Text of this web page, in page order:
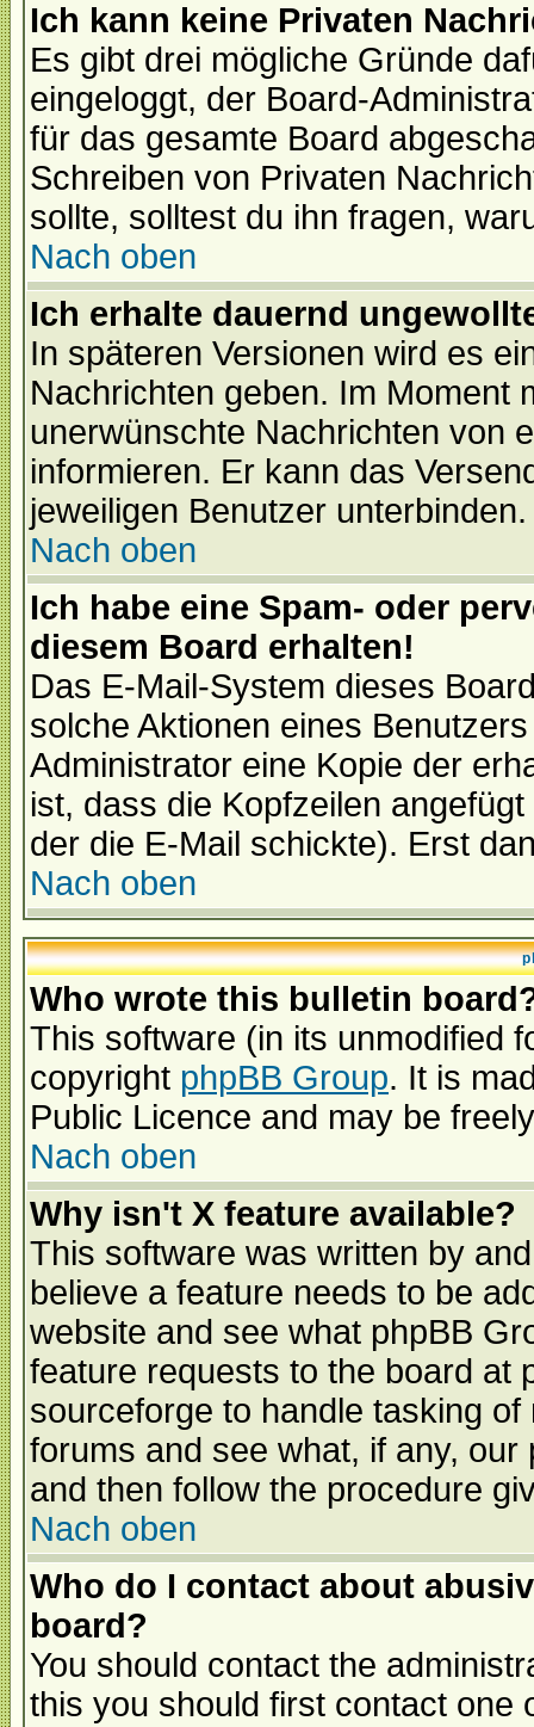
Ich kann keine Privaten
Es gibt drei mögliche Gründe
eingeloggt, der Board-
für das gesamte Board
Schreiben von Privaten
sollte, solltest du ihn fragen,
Nach oben
Ich erhalte dauernd
In späteren Versionen wird es
Nachrichten geben. Im Moment
unerwünschte Nachrichten von
informieren. Er kann das
jeweiligen Benutzer unterbinden.
Nach oben
Ich habe eine Spam- oder
diesem Board erhalten!
Das E-Mail-System dieses
solche Aktionen eines
Administrator eine Kopie der
ist, dass die Kopfzeilen
der die E-Mail schickte). Erst
Nach oben
Who wrote this bulletin
This software (in its unmodified
copyright phpBB Group. It is
Public Licence and may be
Nach oben
Why isn't X feature available?
This software was written by
believe a feature needs to be
website and see what phpBB
feature requests to the board at
sourceforge to handle tasking
forums and see what, if any,
and then follow the procedure
Nach oben
Who do I contact about
board?
You should contact the
this you should first contact one